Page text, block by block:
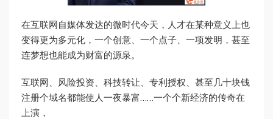
在互联网自媒体发达的微时代今天，人才在某种意义上也
变得更为多元化，一个创意、一个点子、一项发明，甚至
连梦想也能成为财富的源泉。
互联网、风险投资、科技转让、专利授权、甚至几十块钱
注册个域名都能使人一夜暴富……一个个新经济的传奇在
上演，